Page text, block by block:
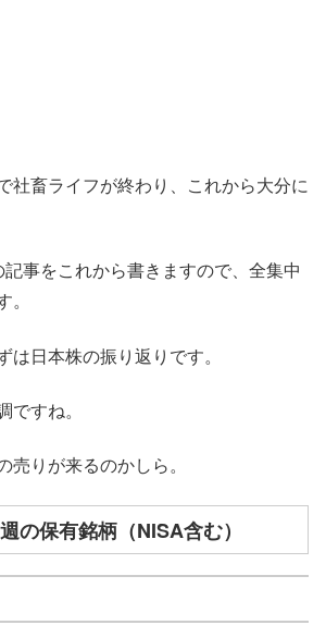
社畜ライフが終わり、これから大分に
事をこれから書きますので、全集中
は日本株の振り返りです。
すね。
売りが来るのかしら。
の保有銘柄（NISA含む）